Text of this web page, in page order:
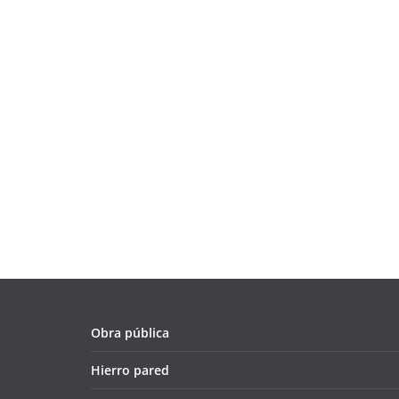
Obra pública
Hierro pared